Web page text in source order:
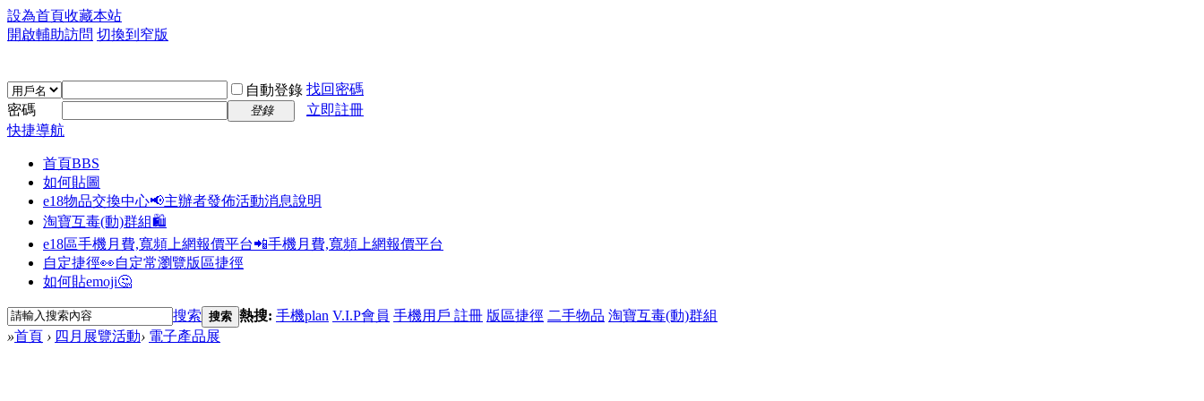
設為首頁收藏本站
開啟輔助訪問 切換到窄版
自動登錄 找回密碼
密碼
登錄
立即註冊
快捷導航
首頁BBS
如何貼圖
e18物品交換中心📢主辦者發佈活動消息說明
淘寶互毒(動)群組🛍️
e18區手機月費,寬頻上網報價平台📲手機月費,寬頻上網報價平台
自定捷徑👀自定常瀏覽版區捷徑
如何貼emoji🤔
搜索 搜索 熱搜: 手機plan V.I.P會員 手機用戶 註冊 版區捷徑 二手物品 淘寶互毒(動)群組
»首頁 › 四月展覽活動› 電子產品展